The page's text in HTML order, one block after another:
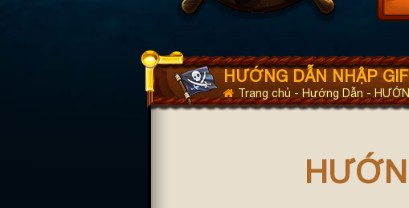
HƯỚNG DẪN NHẬP
Trang chủ - Hướng Dẫn -